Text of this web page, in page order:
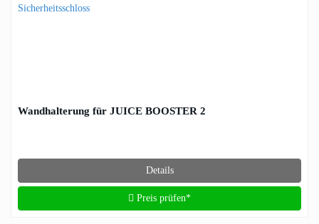
Wandhalterung für JUICE BOOSTER 2
Details
Preis prüfen*